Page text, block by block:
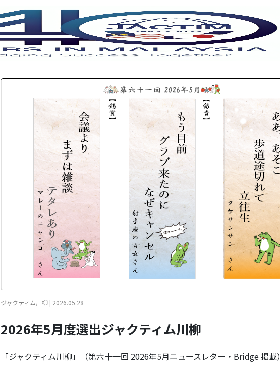
ジャクティム川柳 | 2026.05.28
2026年5月度選出ジャクティム川柳
「ジャクティム川柳」（第六十一回 2026年5月ニュースレター・Bridge 掲載）